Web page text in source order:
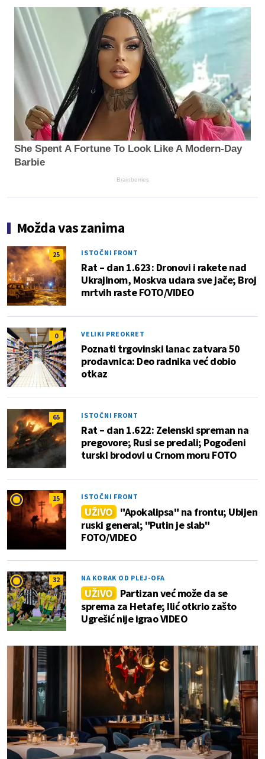
She Spent A Fortune To Look Like A Modern-Day
Barbie
Brainberries
Možda vas zanima
25 ISTOČNI FRONT
Rat – dan 1.623: Dronovi i rakete nad
Ukrajinom, Moskva udara sve jače; Broj
mrtvih raste FOTO/VIDEO
0 VELIKI PREOKRET
Poznati trgovinski lanac zatvara 50
prodavnica: Deo radnika već dobio
otkaz
65 ISTOČNI FRONT
Rat – dan 1.622: Zelenski spreman na
pregovore; Rusi se predali; Pogođeni
turski brodovi u Crnom moru FOTO
15 ISTOČNI FRONT
UŽIVO "Apokalipsa" na frontu; Ubijen
ruski general; "Putin je slab"
FOTO/VIDEO
32 NA KORAK OD PLEJ-OFA
UŽIVO Partizan već može da se
sprema za Hetafe; Ilić otkrio zašto
Ugrešić nije igrao VIDEO